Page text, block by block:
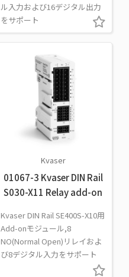
ル入力および16デジタル出力
をサポート
Kvaser
01067-3 Kvaser DIN Rail
S030-X11 Relay add-on
Kvaser DIN Rail SE400S-X10用
Add-onモジュール,8
NO(Normal Open)リレイおよ
び8デジタル入力をサポート